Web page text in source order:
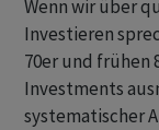
Wenn wir über
Investieren
70er und frühen
Investments
systematischer